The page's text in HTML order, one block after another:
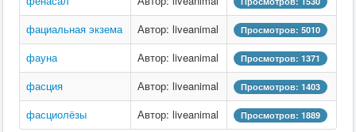
фациальная экзема Автор: liveanimal Просмотров: 5010
фауна Автор: liveanimal Просмотров: 1371
фасция Автор: liveanimal Просмотров: 1403
фасциолёзы Автор: liveanimal Просмотров: 1889